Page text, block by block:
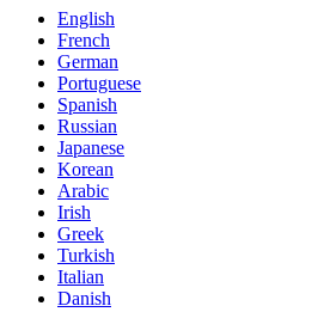
English
French
German
Portuguese
Spanish
Russian
Japanese
Korean
Arabic
Irish
Greek
Turkish
Italian
Danish